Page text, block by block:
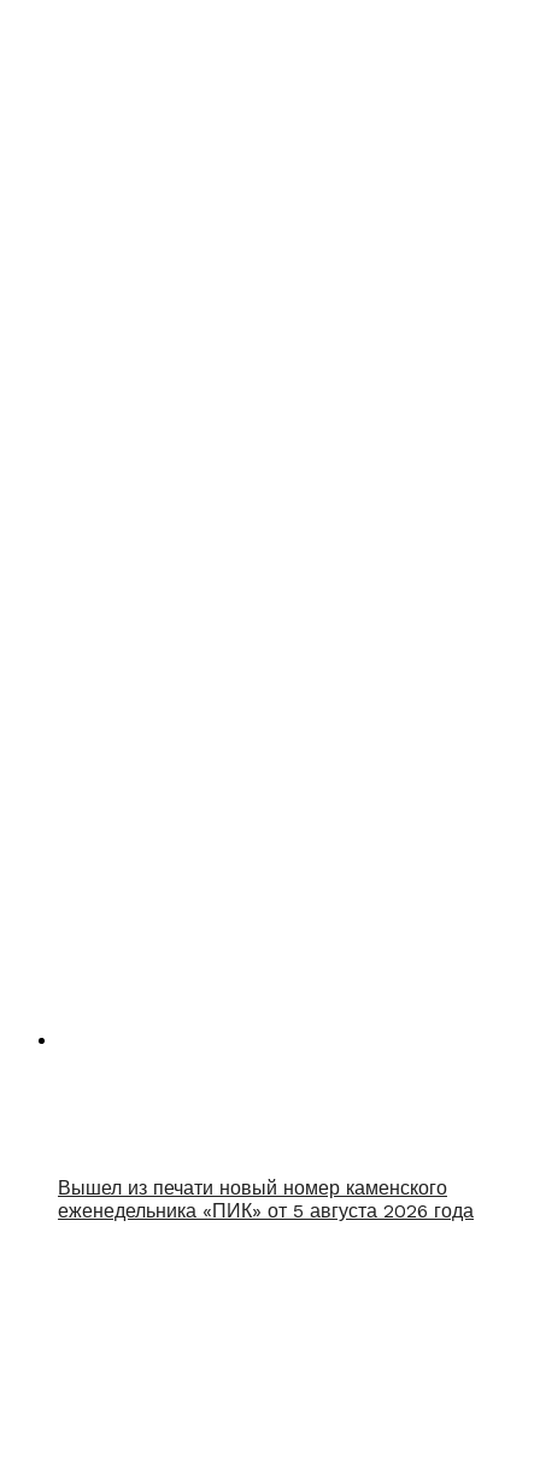
Вышел из печати новый номер каменского
еженедельника «ПИК» от 5 августа 2026 года